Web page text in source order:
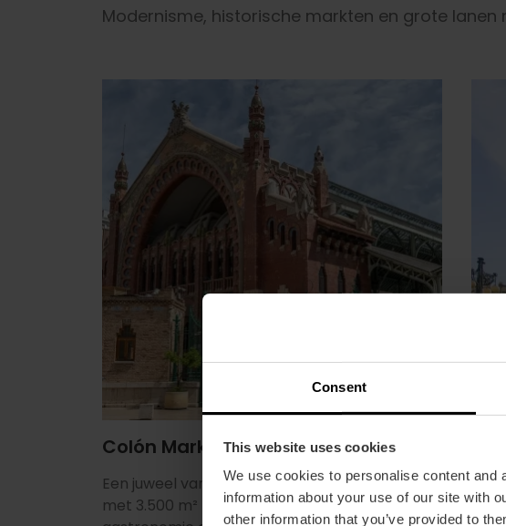
Consent
This website uses cookies
We use cookies to personalise content
information about your use of our site with
other information that you’ve provided to
Modernisme, historische markten en grote lanen
Colón Markt
Een juweel van het Valenciaanse modernisme
met 3.500 m² lichte ruimte gewijd aan